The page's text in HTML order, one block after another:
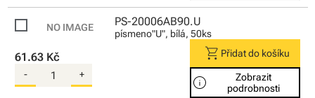
PS-20006AB90.U
písmeno"U", bílá, 50ks
61.63 Kč
- +
shopping_cart Přidat do košíku
info
Zobrazit
podrobnosti